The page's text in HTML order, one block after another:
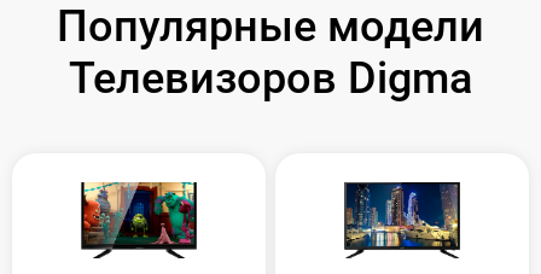
Популярные модели
Телевизоров Digma